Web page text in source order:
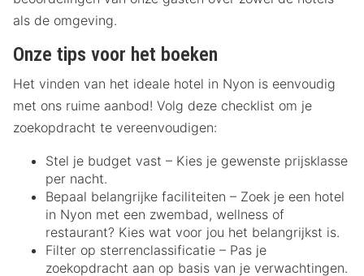
als de omgeving.
Onze tips voor het boeken
Het vinden van het ideale hotel in Nyon is eenvoudig
met ons ruime aanbod! Volg deze checklist om je
zoekopdracht te vereenvoudigen:
Stel je budget vast – Kies je gewenste prijsklasse
per nacht.
Bepaal belangrijke faciliteiten – Zoek je een hotel
in Nyon met een zwembad, wellness of
restaurant? Kies wat voor jou het belangrijkst is.
Filter op sterrenclassificatie – Pas je
zoekopdracht aan op basis van je verwachtingen.